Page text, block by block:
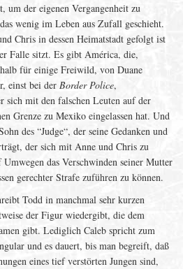
um der eigenen Vergangenheit zu
wenig im Leben aus Zufall geschieht.
Chris in dessen Heimatstadt gefolgt ist
Falle sitzt. Es gibt América, die,
für einige Freiwild, von Duane
einst bei der Border Police,
sich mit den falschen Leuten auf der
Grenze zu Mexiko eingelassen hat. Und
des “Judge“, der seine Gedanken und
der sich mit Anne und Chris zu
das Verschwinden seiner Mutter
gerechter Strafe zuführen zu können.
Todd in manchmal sehr kurzen
der Figur wiedergibt, die dem
gibt. Lediglich Caleb spricht zum
und es dauert, bis man begreift, daß
eines tief verstörten Jungen sind,